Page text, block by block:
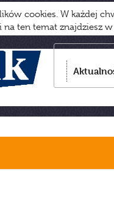
cookies. W każdej
ten temat znajdziesz w